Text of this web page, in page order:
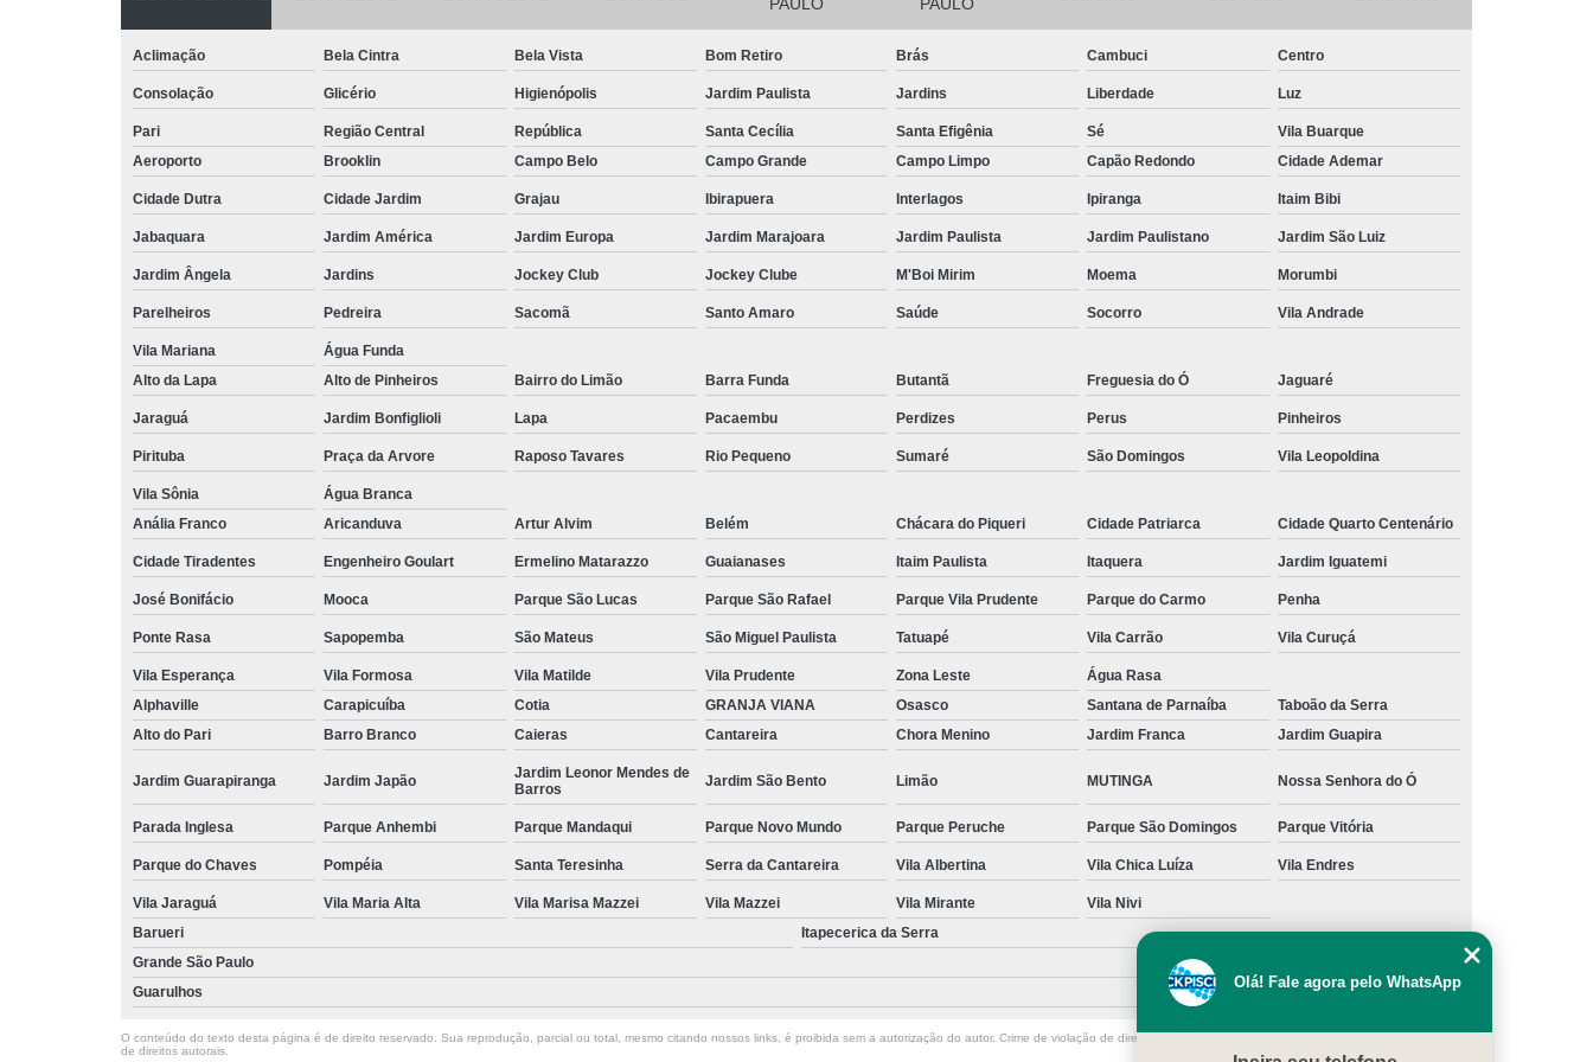
Iluminação de Piscina Led
Iluminação em Piscina
Iluminação Interna Piscina
Iluminação na Piscina
Iluminação para Beira de Piscina
Iluminação para Piscina Led
Iluminação Piscina Externa
Iluminação Piscina Jacuzzi
Limpeza da Piscina
Limpeza de Piscina Comercial
Limpeza de Piscina Condomínio
Limpeza de Piscina de Academia
Limpeza de Piscina de Fibra
Limpeza de Piscina de Prédios
Limpeza de Piscina Grande
Limpeza de Piscina em Condomínio
Manutenção de Piscinas
Manutenção de Piscinas em Hotéis
Manutenção de Piscinas Residenciais
Manutenção para Piscina em Casa
Manutenção para Piscina em Condomínio
Limpeza de Piscina água Verde
Limpeza de Piscina com Ozônio
Limpeza de Piscina Muito Suja
Limpeza de Piscina para Construtora
Limpeza de Piscina por Ionização
Limpeza de Piscina Pós Obra
Limpeza de Piscina sem Cloro
Limpeza de Piscina Verde
Limpeza Piscina Verde
Consertar Piscina
Conserto de Piscina
Manutenção de Piscina
Manutenção e Reforma de Piscinas
Manutenção em Piscina
Manutenção para Piscina
Manutenção Piscina Pequena
Manutenção Piscina Vinil
Piscinas Manutenção
Manutenção de Bomba de Piscina
Manutenção de Filtro de Piscina
Manutenção de Motor de Piscina
Manutenção de Piscina de Vinil
Aclimação Bela Cintra Bela Vista Bom Retiro Brás Cambuci Centro
Consolação Glicério Higienópolis Jardim Paulista Jardins Liberdade Luz
Pari Região Central República Santa Cecília Santa Efigênia Sé
Vila Buarque
Aeroporto
Brooklin Campo Belo Campo Grande Campo Limpo Capão Redondo Cidade Ademar
Cidade Dutra Cidade Jardim Grajau Ibirapuera Interlagos Ipiranga Itaim Bibi
Jabaquara Jardim América Jardim Europa Jardim Marajoara Jardim Paulista Jardim Paulistano Jardim São Luiz
Jardim Ângela Jardins Jockey Club Jockey Clube M'Boi Mirim Moema Morumbi
Parelheiros Pedreira Sacomã Santo Amaro Saúde Socorro Vila Andrade
Vila Mariana
Água Funda
Alto da Lapa
Alto de Pinheiros Bairro do Limão Barra Funda Butantã Freguesia do Ó Jaguaré
Jaraguá Jardim Bonfiglioli Lapa Pacaembu Perdizes Perus Pinheiros
Pirituba Praça da Arvore Raposo Tavares Rio Pequeno Sumaré São Domingos Vila Leopoldina
Vila Sônia
Água Branca
Anália Franco
Aricanduva Artur Alvim Belém Chácara do Piqueri Cidade Patriarca Cidade Quarto Centenário
Cidade Tiradentes Engenheiro Goulart Ermelino Matarazzo Guaianases Itaim Paulista Itaquera Jardim Iguatemi
José Bonifácio Mooca Parque São Lucas Parque São Rafael Parque Vila Prudente Parque do Carmo Penha
Ponte Rasa Sapopemba São Mateus São Miguel Paulista Tatuapé Vila Carrão Vila Curuçá
Vila Esperança Vila Formosa Vila Matilde Vila Prudente Zona Leste
Água Rasa
Alphaville
Carapicuíba Cotia GRANJA VIANA Osasco Santana de Parnaíba
Taboão da Serra
Alto do Pari
Barro Branco Caieras Cantareira Chora Menino Jardim Franca Jardim Guapira
Jardim Guarapiranga Jardim Japão
Jardim Leonor Mendes de
Barros
Jardim São Bento Limão MUTINGA Nossa Senhora do Ó
Parada Inglesa Parque Anhembi Parque Mandaqui Parque Novo Mundo Parque Peruche Parque São Domingos Parque Vitória
Parque do Chaves Pompéia Santa Teresinha Serra da Cantareira Vila Albertina Vila Chica Luíza Vila Endres
Vila Jaraguá Vila Maria Alta Vila Marisa Mazzei Vila Mazzei Vila Mirante
Vila Nivi
Barueri
Itapecerica da Serra
Grande São Paulo
Guarulhos
O conteúdo do texto desta página é de direito reservado. Sua reprodução, parcial ou total, mesmo citando nossos links, é proibida sem a autorização do autor. Crime de violação de direito autoral – artigo 184 do Código Penal –
de direitos autorais
Olá! Fale agora pelo WhatsApp